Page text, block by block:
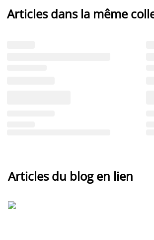
Articles dans la même
Articles du blog en lien